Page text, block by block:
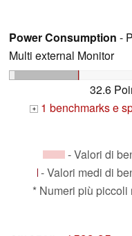
Power Consumption -
Multi external Monitor
32.6
+ 1 benchmarks e
- Valori di
- Valori medi di
* Numeri più